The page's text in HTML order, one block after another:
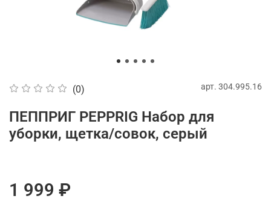
(0) арт. 304.995.16
ПЕППРИГ PEPPRIG Набор для
уборки, щетка/совок, серый
1 999 ₽